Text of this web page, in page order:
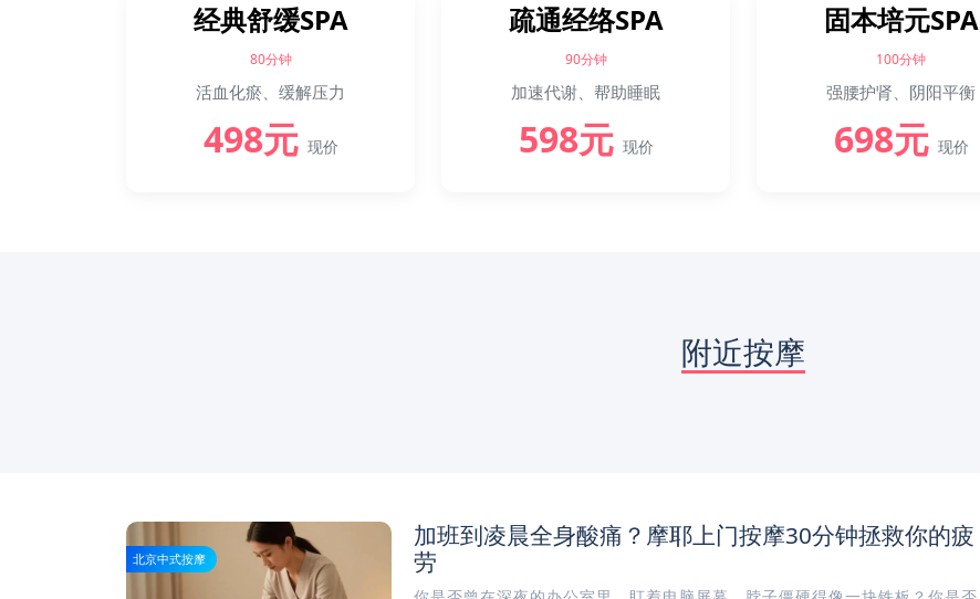
经典舒缓SPA
80分钟
活血化瘀、缓解压力
498元 现价
疏通经络SPA
90分钟
加速代谢、帮助睡眠
598元 现价
固本培元SPA
100分钟
强腰护肾、阴阳平衡
698元 现价
附近按摩
北京中式按摩
加班到凌晨全身酸痛？摩耶上门按摩30分钟拯救你的疲
劳